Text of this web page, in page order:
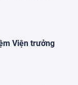
Viện trưởng